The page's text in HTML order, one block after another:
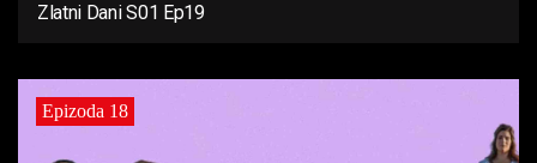
Zlatni Dani S01 Ep19
Epizoda 18